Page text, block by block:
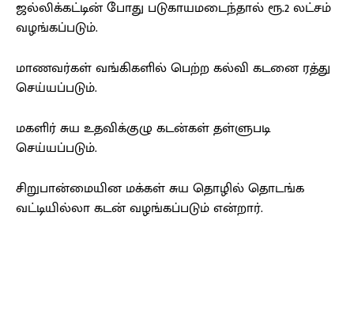
ஜல்லிக்கட்டின் போது படுகாயமடைந்தால் ரூ.2 லட்சம்
வழங்கப்படும்.
மாணவர்கள் வங்கிகளில் பெற்ற கல்வி கடனை ரத்து
செய்யப்படும்.
மகளிர் சுய உதவிக்குழு கடன்கள் தள்ளுபடி
செய்யப்படும்.
சிறுபான்மையின மக்கள் சுய தொழில் தொடங்க
வட்டியில்லா கடன் வழங்கப்படும் என்றார்.